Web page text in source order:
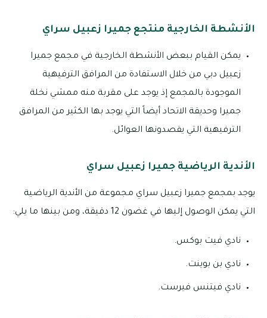
الأنشطة الخارجية منتجع جميرا زعبيل سراي
يمكن القيام ببعض الأنشطة الخارجية في مجمع جميرا
زعبيل دبي من خلال الاستفادة من المرافق الترفيهية
الموجودة بالمجمع إذ يوجد على مقربة منه ممشي نخلة
جميرا وحديقة الاتحاد أيضاً التي يوجد بها الكثير من المرافق
الترفيهية التي يقصدونها العوائل.
الأندية الرياضية جميرا زعبيل سراي
يوجد بمجمع جميرا زعبيل سراي مجموعة من الأندية الرياضية
التي يمكن الوصول إليها في غضون 12 دقيقة، ومن بينها ما يلي:
نادي فيت بوكس.
نادي بن بوينت.
نادي فيتنس فيرست.